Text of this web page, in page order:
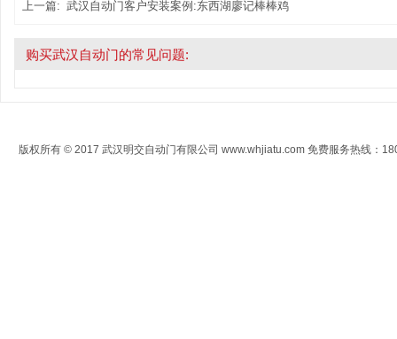
上一篇: 武汉自动门客户安装案例:东西湖廖记棒棒鸡
购买武汉自动门的常见问题:
版权所有 © 2017 武汉明交自动门有限公司 www.whjiatu.com 免费服务热线：